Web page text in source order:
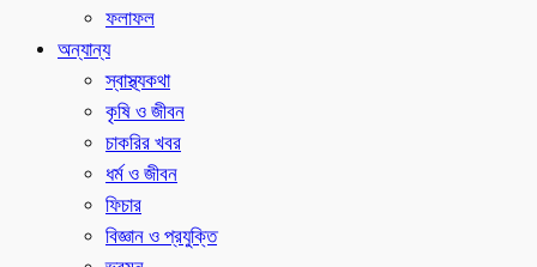
ফলাফল
অন্যান্য
স্বাস্থ্যকথা
কৃষি ও জীবন
চাকরির খবর
ধর্ম ও জীবন
ফিচার
বিজ্ঞান ও প্রযুক্তি